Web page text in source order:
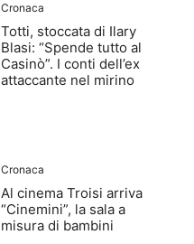
Cronaca
Totti, stoccata di Ilary
Blasi: “Spende tutto al
Casinò”. I conti dell’ex
attaccante nel mirino
Cronaca
Al cinema Troisi arriva
“Cinemini”, la sala a
misura di bambini